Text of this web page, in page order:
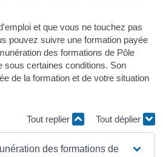
et que vous ne touchez pas
pouvez suivre une formation payée
des formations de Pôle
sous certaines conditions. Son
de la formation et de votre situation
Tout replier Tout déplier
des formations de